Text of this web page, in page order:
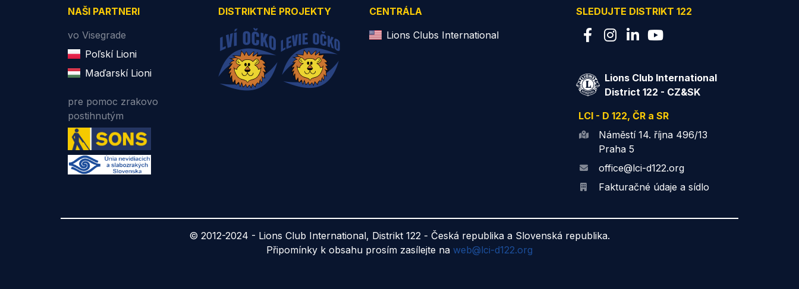
NAŠI PARTNERI
vo Visegrade
Poľskí Lioni
Maďarskí Lioni
pre pomoc zrakovo
postihnutým
DISTRIKTNÉ PROJEKTY
CENTRÁLA
Lions Clubs International
SLEDUJTE DISTRIKT 122
Lions Club International
District 122 - CZ&SK
LCI - D 122, ČR a SR
Náměstí 14. října 496/13
Praha 5
office@lci-d122.org
Fakturačné údaje a sídlo
© 2012-2024 - Lions Club International, Distrikt 122 - Česká republika a Slovenská republika.
Připomínky k obsahu prosím zasílejte na web@lci-d122.org